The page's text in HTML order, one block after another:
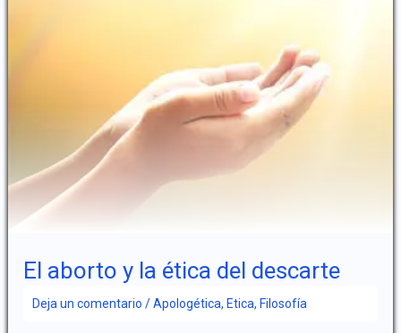
El aborto y la ética del descarte
Deja un comentario /Apologética, Etica, Filosofía